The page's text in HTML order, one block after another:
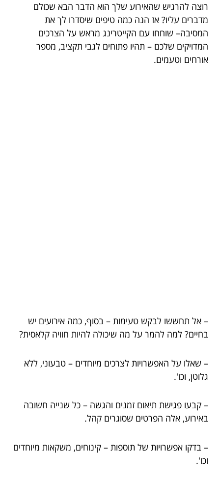
רוצה להרגיש שהאירוע שלך הוא הדבר הבא שכולם
מדברים עליו? אז הנה כמה טיפים שיסדרו לך את
המסיבה– שוחחו עם הקייטרינג מראש על הצרכים
המדויקים שלכם – תהיו פתוחים לגבי תקציב, מספר
אורחים וטעמים.
– אל תחששו לבקש טעימות – בסוף, כמה אירועים יש
בחיים? למה להמר על מה שיכולה להיות חוויה קלאסית?
– שאלו על האפשרויות לצרכים מיוחדים – טבעוני, ללא
גלוטן, וכו'.
– קבעו פגישת תיאום זמנים והגשה – כל שנייה חשובה
באירוע, אלה הפרטים שסוגרים קהל.
– בדקו אפשרויות של תוספות – קינוחים, משקאות מיוחדים
וכו'.